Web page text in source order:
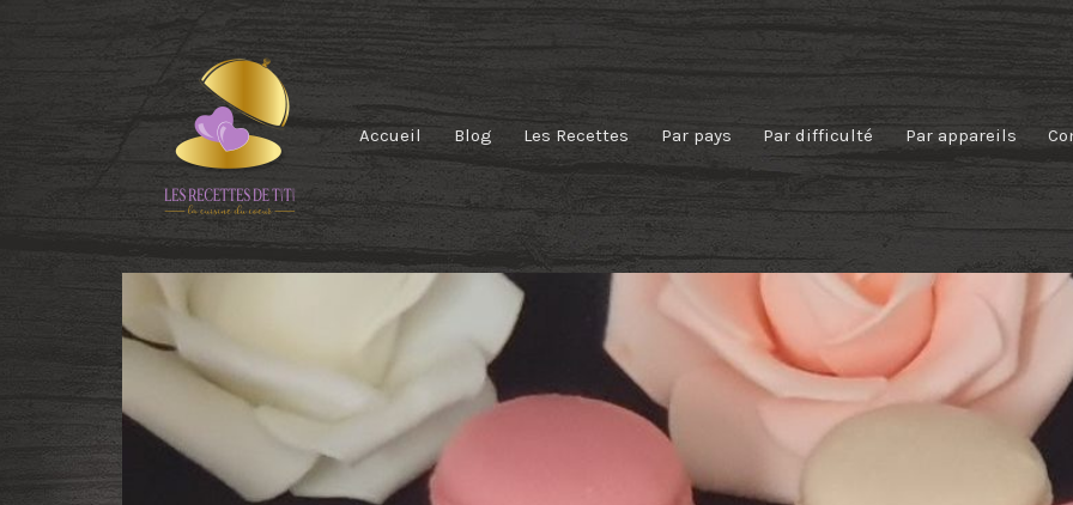
Accueil Blog Les Recettes Par pays Par difficulté Par appareils